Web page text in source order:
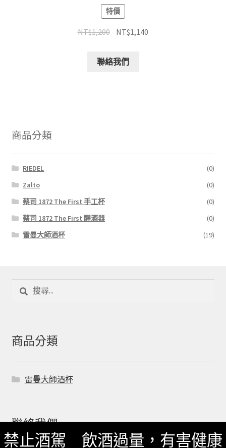
特價
NT$1,200 NT$1,140
聯絡我們
商品分類
RIEDEL
(0)
Zalto
(0)
蔡司 1872 The First 手工杯
(0)
蔡司 1872 The First 醒酒器
(0)
雷曼大師酒杯
(19)
字:
商品分類
雷曼大師酒杯
聯絡我們
禁止酒駕 飲酒過量，有害健康